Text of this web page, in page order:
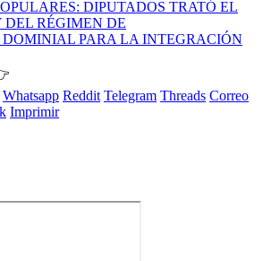
DIPUTADOS TRATÓ EL
DEL RÉGIMEN DE
PARA LA INTEGRACIÓN
Whatsapp Reddit Telegram Threads Correo
Imprimir